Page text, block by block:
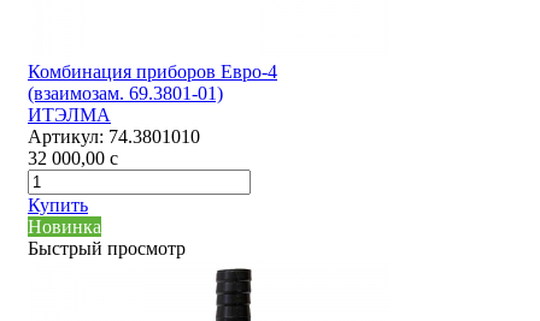
Комбинация приборов Евро-4
(взаимозам. 69.3801-01)
ИТЭЛМА
Артикул: 74.3801010
32 000,00 c
Купить
Новинка
Быстрый просмотр